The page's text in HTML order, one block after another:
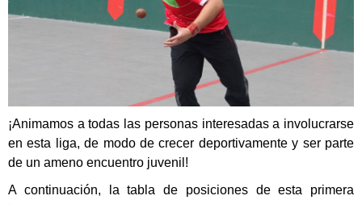
¡Animamos a todas las personas interesadas a involucrarse
en esta liga, de modo de crecer deportivamente y ser parte
de un ameno encuentro juvenil!
A continuación, la tabla de posiciones de esta primera